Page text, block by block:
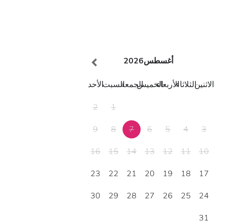
أغسطس2026
الاثنينالثلاثاءالأربعاءالخميسالجمعةالسبتالأحد
1
2
3
4
5
6
7
8
9
10
11
12
13
14
15
16
17
18
19
20
21
22
23
24
25
26
27
28
29
30
31